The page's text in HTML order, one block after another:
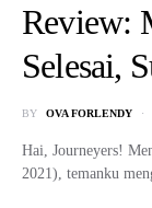
Review:
Selesai,
BY OVA FORLENDY
Hai, Journeyers!
2021), temanku